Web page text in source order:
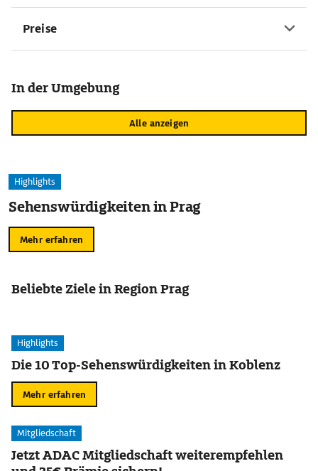
Preise
In der Umgebung
Alle anzeigen
Highlights
Sehenswürdigkeiten in Prag
Mehr erfahren
Beliebte Ziele in Region Prag
Highlights
Die 10 Top-Sehenswürdigkeiten in Koblenz
Mehr erfahren
Mitgliedschaft
Jetzt ADAC Mitgliedschaft weiterempfehlen